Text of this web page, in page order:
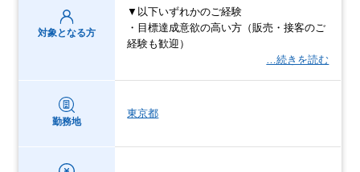
対象となる方
▼以下いずれかのご経験
・目標達成意欲の高い方（販売・接客のご
経験も歓迎）
…続きを読む
勤務地
東京都